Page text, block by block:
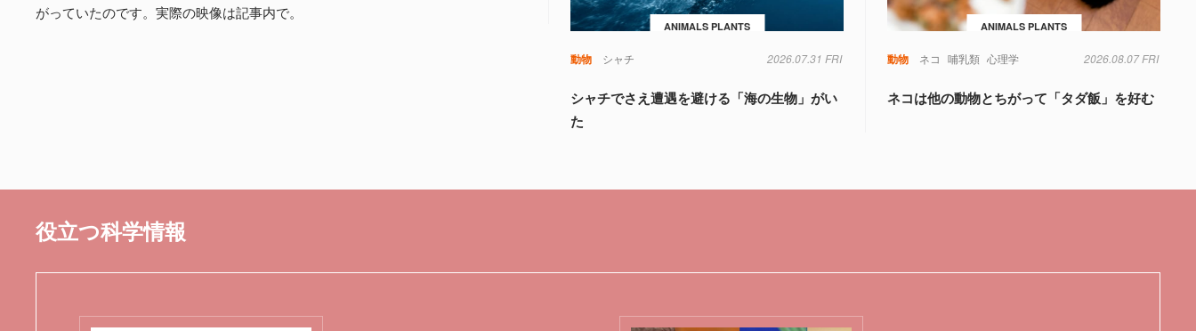
がっていたのです。実際の映像は記事内で。
ANIMALS PLANTS
動物 シャチ 2026.07.31 FRI
シャチでさえ遭遇を避ける「海の生物」がい
た
ANIMALS PLANTS
動物 ネコ 哺乳類 心理学 2026.08.07 FRI
ネコは他の動物とちがって「タダ飯」を好む
役立つ科学情報